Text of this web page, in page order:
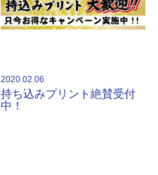
2020.02.06
持ち込みプリント絶賛受付
中！